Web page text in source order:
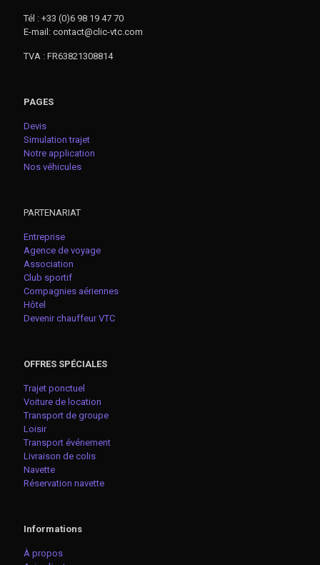
Tél : +33 (0)6 98 19 47 70
E-mail: contact@clic-vtc.com
TVA : FR63821308814
PAGES
Devis
Simulation trajet
Notre application
Nos véhicules
PARTENARIAT
Entreprise
Agence de voyage
Association
Club sportif
Compagnies aériennes
Hôtel
Devenir chauffeur VTC
OFFRES SPÉCIALES
Trajet ponctuel
Voiture de location
Transport de groupe
Loisir
Transport événement
Livraison de colis
Navette
Réservation navette
Informations
À propos